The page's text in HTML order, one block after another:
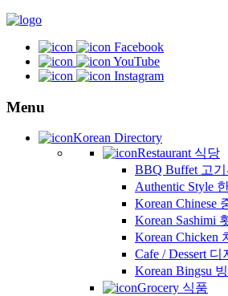
Facebook
YouTube
Instagram
Menu
Korean Directory
Restaurant 식당
BBQ Buffet 고기
Authentic Style
Korean Chinese
Korean Sashimi
Korean Chicken
Cafe / Dessert 디
Korean Bingsu
Grocery 식품